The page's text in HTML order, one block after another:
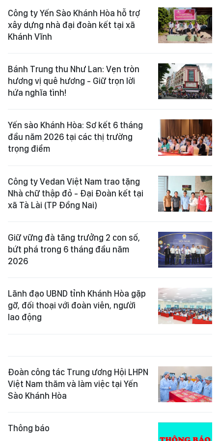
Công ty Yến Sào Khánh Hòa hỗ trợ
xây dựng nhà đại đoàn kết tại xã
Khánh Vĩnh
Bánh Trung thu Như Lan: Vẹn tròn
hương vị quê hương - Giữ trọn lời
hứa nghĩa tình!
Yến sào Khánh Hòa: Sơ kết 6 tháng
đầu năm 2026 tại các thị trường
trọng điểm
Công ty Vedan Việt Nam trao tặng
Nhà chữ thập đỏ - Đại Đoàn kết tại
xã Tà Lài (TP Đồng Nai)
Giữ vững đà tăng trưởng 2 con số,
bứt phá trong 6 tháng đầu năm
2026
Lãnh đạo UBND tỉnh Khánh Hòa gặp
gỡ, đối thoại với đoàn viên, người
lao động
Đoàn công tác Trung ương Hội LHPN
Việt Nam thăm và làm việc tại Yến
Sào Khánh Hòa
Thông báo